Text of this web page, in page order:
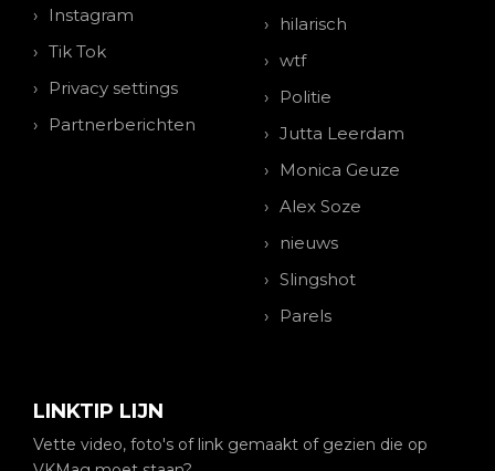
Instagram
Tik Tok
Privacy settings
Partnerberichten
hilarisch
wtf
Politie
Jutta Leerdam
Monica Geuze
Alex Soze
nieuws
Slingshot
Parels
LINKTIP LIJN
Vette video, foto's of link gemaakt of gezien die op